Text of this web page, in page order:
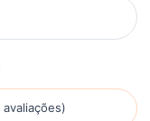
avaliações)